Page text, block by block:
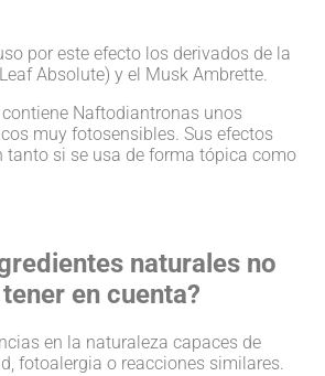
por este efecto los derivados de la
Absolute) y el Musk Ambrette.
contiene Naftodiantronas unos
muy fotosensibles. Sus efectos
tanto si se usa de forma tópica como
naturales no
en cuenta?
en la naturaleza capaces de
fotoalergia o reacciones similares.